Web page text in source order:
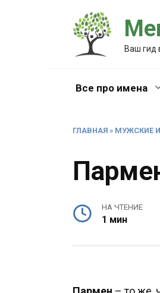
Ваш гид
Все про имена
ГЛАВНАЯ » МУЖСКИЕ
НА ЧТЕНИЕ
1 мин